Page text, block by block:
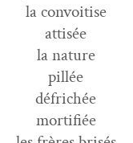
la convoitise
attisée
la nature
pillée
défrichée
mortifiée